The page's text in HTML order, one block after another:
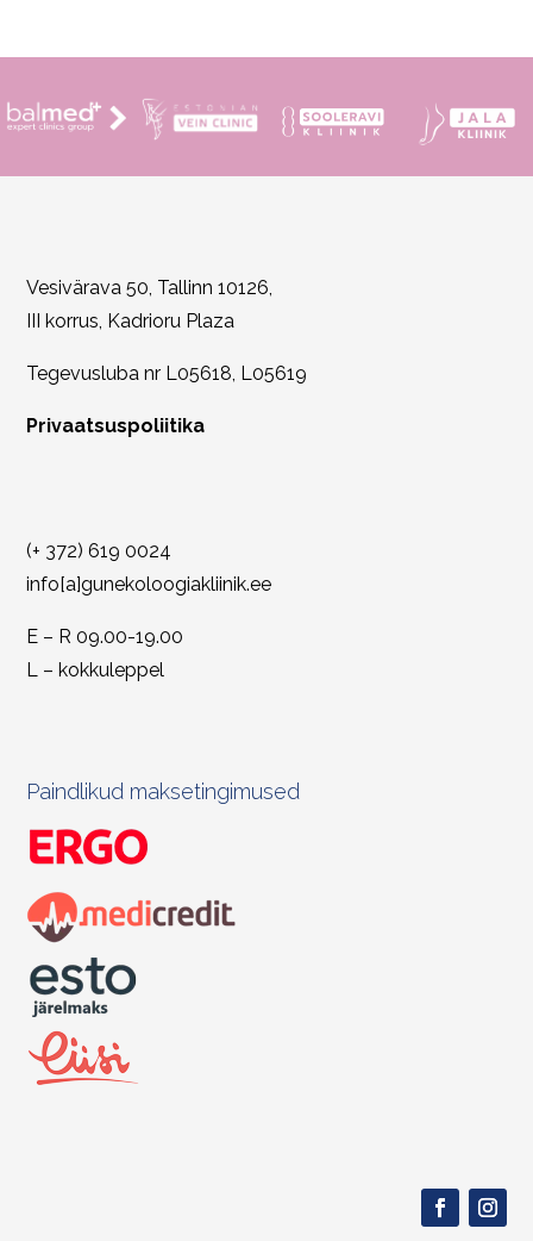
Vesivärava 50, Tallinn 10126,
III korrus, Kadrioru Plaza
Tegevusluba nr L05618, L05619
Privaatsuspoliitika
(+ 372) 619 0024
info[a]gunekoloogiakliinik.ee
E – R 09.00-19.00
L – kokkuleppel
Paindlikud maksetingimused